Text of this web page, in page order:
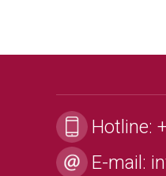
Hotline:
E-mail: